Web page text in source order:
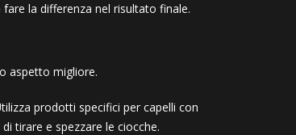
la differenza nel risultato finale.
aspetto migliore.
prodotti specifici per capelli con
tirare e spezzare le ciocche.